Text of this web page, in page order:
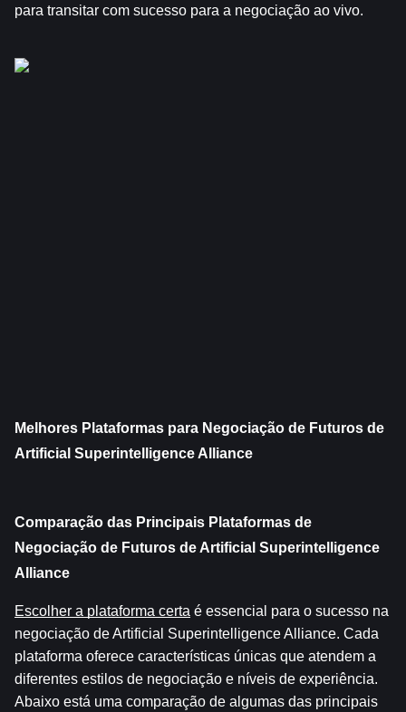
para transitar com sucesso para a negociação ao vivo.
Melhores Plataformas para Negociação de Futuros de
Artificial Superintelligence Alliance
Comparação das Principais Plataformas de
Negociação de Futuros de Artificial Superintelligence
Alliance
Escolher a plataforma certa é essencial para o sucesso na
negociação de Artificial Superintelligence Alliance. Cada
plataforma oferece características únicas que atendem a
diferentes estilos de negociação e níveis de experiência.
Abaixo está uma comparação de algumas das principais